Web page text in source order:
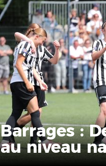
Barrages :
au niveau